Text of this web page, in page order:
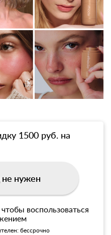
1500 руб. на
нужен
воспользоваться
бессрочно